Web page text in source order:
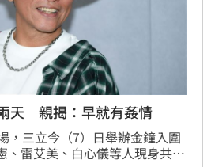
天 親揭：早就有姦情
，三立今（7）日舉辦金鐘入圍
、雷艾美、白心儀等人現身共襄